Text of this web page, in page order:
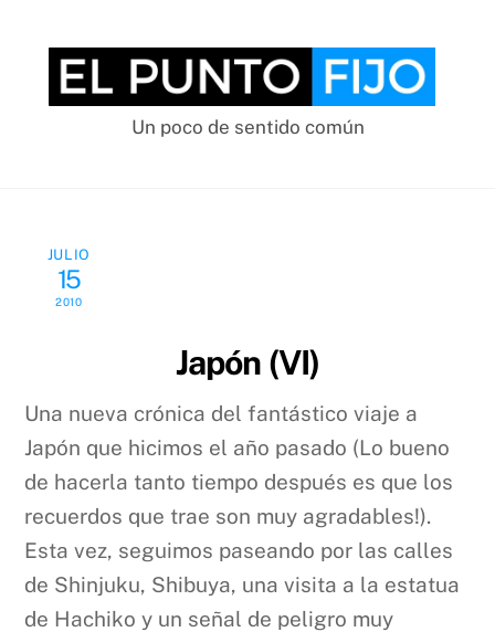
content
Un poco de sentido común
JULIO
15
2010
Japón (VI)
Una nueva crónica del fantástico viaje a
Japón que hicimos el año pasado (Lo bueno
de hacerla tanto tiempo después es que los
recuerdos que trae son muy agradables!).
Esta vez, seguimos paseando por las calles
de Shinjuku, Shibuya, una visita a la estatua
de Hachiko y un señal de peligro muy